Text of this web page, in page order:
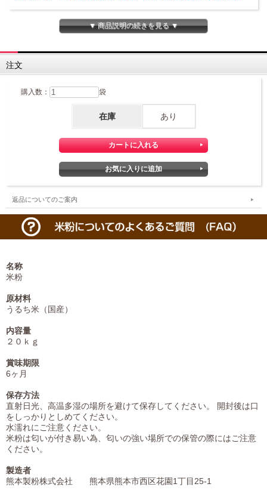
▼ 商品説明の続きを見る ▼
注文
購入数： 袋
在庫 あり
返品についてのご案内
名称
米粉
原材料
うるち米（国産）
内容量
２０ｋｇ
賞味期限
6ヶ月
保存方法
直射日光、高温多湿の場所を避けて保存してください。 開封後は口
をしっかりとしめてください。
水濡れにご注意ください。
米粉は匂いが付き易い為、匂いの強い場所での保管の際にはご注意
ください。
製造者
熊本製粉株式会社 熊本県熊本市西区花園1丁目25-1